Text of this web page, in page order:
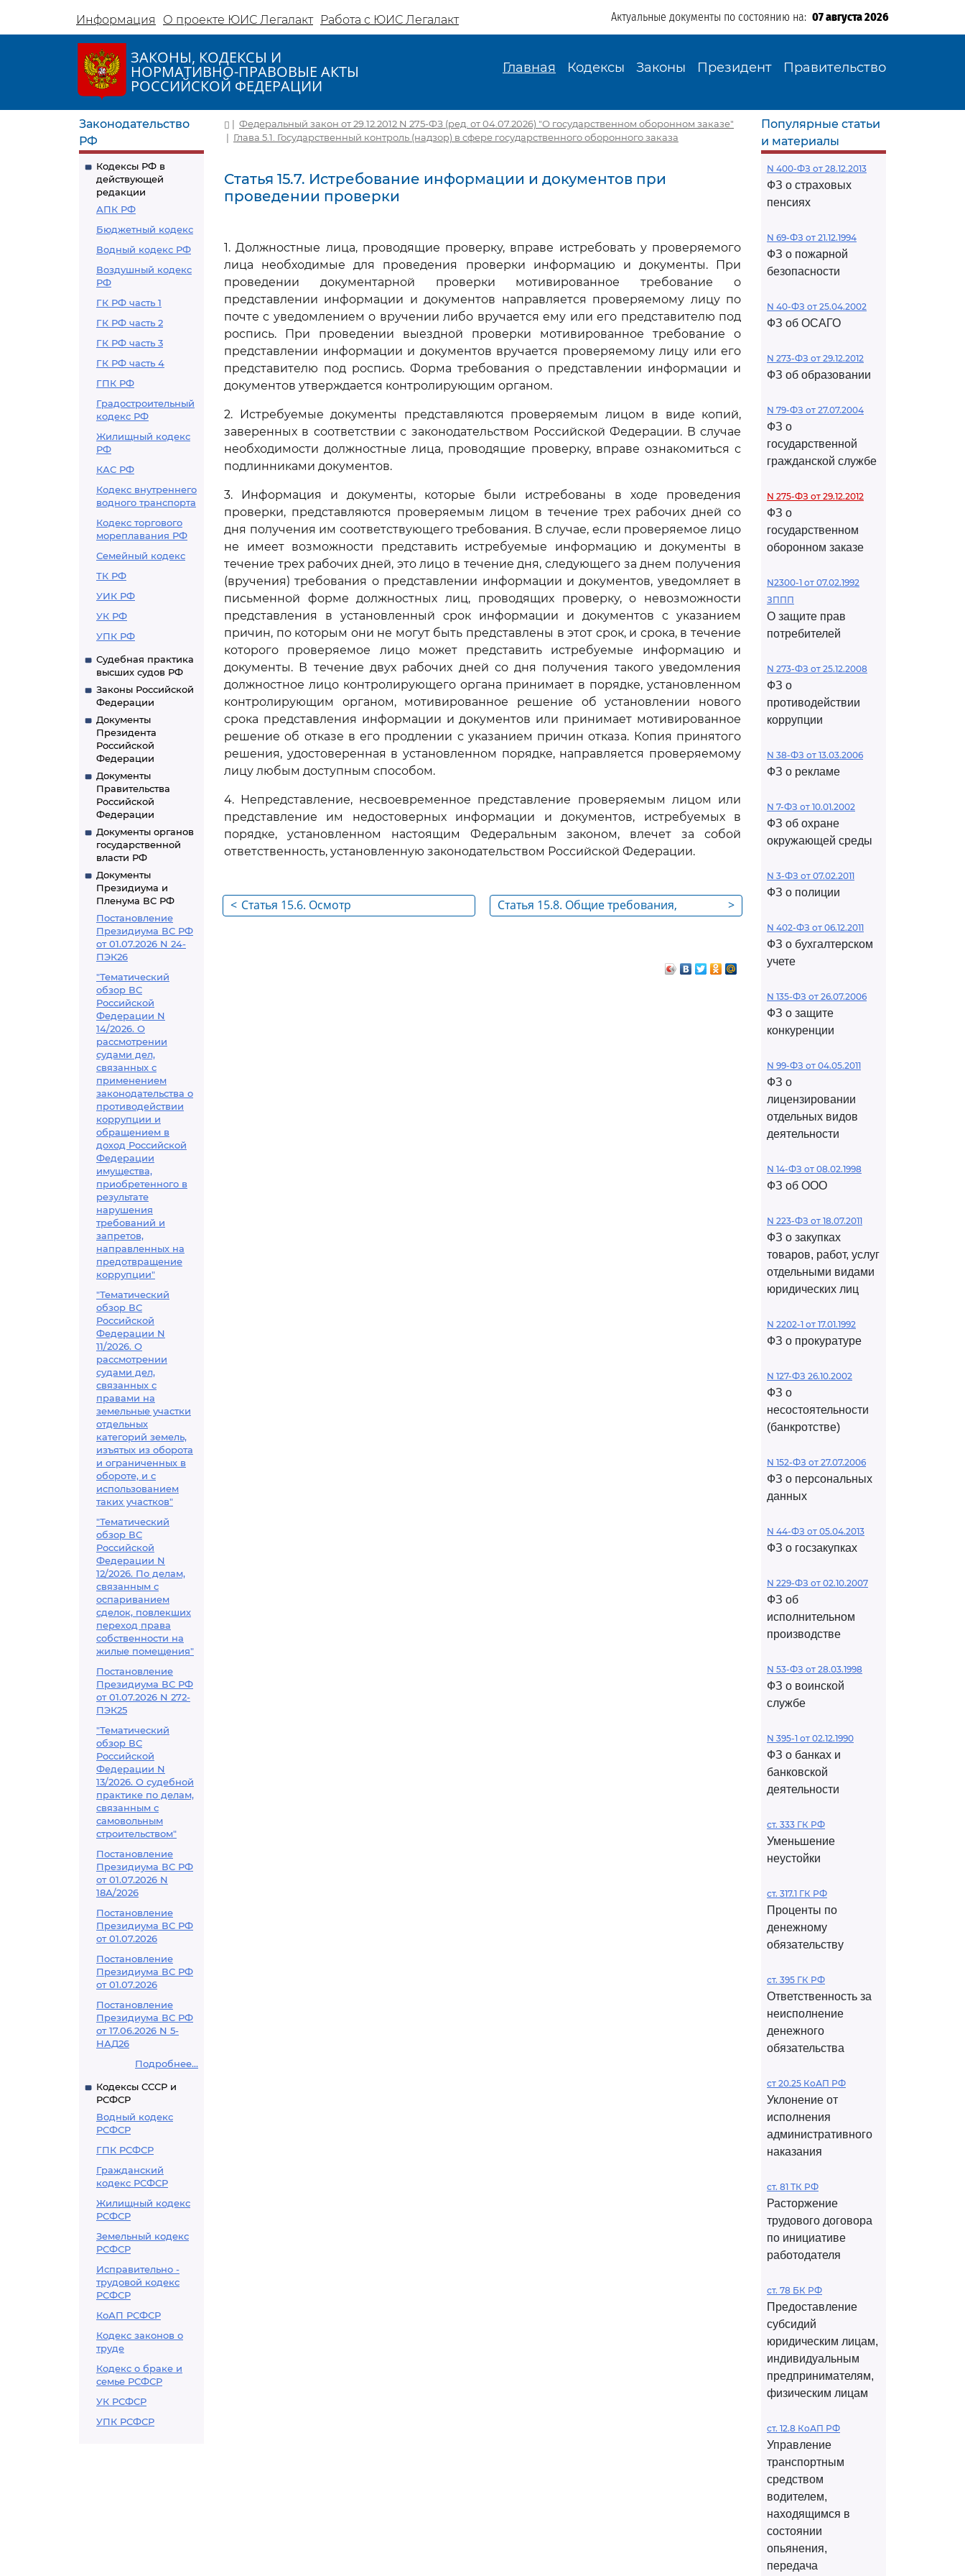
Информация О проекте ЮИС Легалакт Работа с ЮИС Легалакт Актуальные документы по состоянию на: 07 августа 2026
ЗАКОНЫ, КОДЕКСЫ И
НОРМАТИВНО-ПРАВОВЫЕ АКТЫ
РОССИЙСКОЙ ФЕДЕРАЦИИ
Главная Кодексы Законы Президент Правительство
Законодательство
РФ
Кодексы РФ в
действующей
редакции
АПК РФ
Бюджетный кодекс
Водный кодекс РФ
Воздушный кодекс
РФ
ГК РФ часть 1
ГК РФ часть 2
ГК РФ часть 3
ГК РФ часть 4
ГПК РФ
Градостроительный
кодекс РФ
Жилищный кодекс
РФ
КАС РФ
Кодекс внутреннего
водного транспорта
Кодекс торгового
мореплавания РФ
Семейный кодекс
ТК РФ
УИК РФ
УК РФ
УПК РФ
Судебная практика
высших судов РФ
Законы Российской
Федерации
Документы
Президента
Российской
Федерации
Документы
Правительства
Российской
Федерации
Документы органов
государственной
власти РФ
Документы
Президиума и
Пленума ВС РФ
Постановление
Президиума ВС РФ
от 01.07.2026 N 24-
ПЭК26
"Тематический
обзор ВС
Российской
Федерации N
14/2026. О
рассмотрении
судами дел,
связанных с
применением
законодательства о
противодействии
коррупции и
обращением в
доход Российской
Федерации
имущества,
приобретенного в
результате
нарушения
требований и
запретов,
направленных на
предотвращение
коррупции"
"Тематический
обзор ВС
Российской
Федерации N
11/2026. О
рассмотрении
судами дел,
связанных с
правами на
земельные участки
отдельных
категорий земель,
изъятых из оборота
и ограниченных в
обороте, и с
использованием
таких участков"
"Тематический
обзор ВС
Российской
Федерации N
12/2026. По делам,
связанным с
оспариванием
сделок, повлекших
переход права
собственности на
жилые помещения"
Постановление
Президиума ВС РФ
от 01.07.2026 N 272-
ПЭК25
"Тематический
обзор ВС
Российской
Федерации N
13/2026. О судебной
практике по делам,
связанным с
самовольным
строительством"
Постановление
Президиума ВС РФ
от 01.07.2026 N
18А/2026
Постановление
Президиума ВС РФ
от 01.07.2026
Постановление
Президиума ВС РФ
от 01.07.2026
Постановление
Президиума ВС РФ
от 17.06.2026 N 5-
НАД26
Подробнее...
Кодексы СССР и
РСФСР
Водный кодекс
РСФСР
ГПК РСФСР
Гражданский
кодекс РСФСР
Жилищный кодекс
РСФСР
Земельный кодекс
РСФСР
Исправительно -
трудовой кодекс
РСФСР
КоАП РСФСР
Кодекс законов о
труде
Кодекс о браке и
семье РСФСР
УК РСФСР
УПК РСФСР
| Федеральный закон от 29.12.2012 N 275-ФЗ (ред. от 04.07.2026) "О государственном оборонном заказе"
| Глава 5.1. Государственный контроль (надзор) в сфере государственного оборонного заказа
Статья 15.7. Истребование информации и документов при
проведении проверки
1. Должностные лица, проводящие проверку, вправе истребовать у проверяемого
лица необходимые для проведения проверки информацию и документы. При
проведении документарной проверки мотивированное требование о
представлении информации и документов направляется проверяемому лицу по
почте с уведомлением о вручении либо вручается ему или его представителю под
роспись. При проведении выездной проверки мотивированное требование о
представлении информации и документов вручается проверяемому лицу или его
представителю под роспись. Форма требования о представлении информации и
документов утверждается контролирующим органом.
2. Истребуемые документы представляются проверяемым лицом в виде копий,
заверенных в соответствии с законодательством Российской Федерации. В случае
необходимости должностные лица, проводящие проверку, вправе ознакомиться с
подлинниками документов.
3. Информация и документы, которые были истребованы в ходе проведения
проверки, представляются проверяемым лицом в течение трех рабочих дней со
дня получения им соответствующего требования. В случае, если проверяемое лицо
не имеет возможности представить истребуемые информацию и документы в
течение трех рабочих дней, это лицо в течение дня, следующего за днем получения
(вручения) требования о представлении информации и документов, уведомляет в
письменной форме должностных лиц, проводящих проверку, о невозможности
представления в установленный срок информации и документов с указанием
причин, по которым они не могут быть представлены в этот срок, и срока, в течение
которого проверяемое лицо может представить истребуемые информацию и
документы. В течение двух рабочих дней со дня получения такого уведомления
должностное лицо контролирующего органа принимает в порядке, установленном
контролирующим органом, мотивированное решение об установлении нового
срока представления информации и документов или принимает мотивированное
решение об отказе в его продлении с указанием причин отказа. Копия принятого
решения, удостоверенная в установленном порядке, направляется проверяемому
лицу любым доступным способом.
4. Непредставление, несвоевременное представление проверяемым лицом или
представление им недостоверных информации и документов, истребуемых в
порядке, установленном настоящим Федеральным законом, влечет за собой
ответственность, установленную законодательством Российской Федерации.
< Статья 15.6. Осмотр >
Статья 15.8. Общие требования,
государственного контроля (надзора) в
Популярные статьи
и материалы
N 400-ФЗ от 28.12.2013
ФЗ о страховых
пенсиях
N 69-ФЗ от 21.12.1994
ФЗ о пожарной
безопасности
N 40-ФЗ от 25.04.2002
ФЗ об ОСАГО
N 273-ФЗ от 29.12.2012
ФЗ об образовании
N 79-ФЗ от 27.07.2004
ФЗ о
государственной
гражданской службе
N 275-ФЗ от 29.12.2012
ФЗ о
государственном
оборонном заказе
N2300-1 от 07.02.1992
ЗППП
О защите прав
потребителей
N 273-ФЗ от 25.12.2008
ФЗ о
противодействии
коррупции
N 38-ФЗ от 13.03.2006
ФЗ о рекламе
N 7-ФЗ от 10.01.2002
ФЗ об охране
окружающей среды
N 3-ФЗ от 07.02.2011
ФЗ о полиции
N 402-ФЗ от 06.12.2011
ФЗ о бухгалтерском
учете
N 135-ФЗ от 26.07.2006
ФЗ о защите
конкуренции
N 99-ФЗ от 04.05.2011
ФЗ о
лицензировании
отдельных видов
деятельности
N 14-ФЗ от 08.02.1998
ФЗ об ООО
N 223-ФЗ от 18.07.2011
ФЗ о закупках
товаров, работ, услуг
отдельными видами
юридических лиц
N 2202-1 от 17.01.1992
ФЗ о прокуратуре
N 127-ФЗ 26.10.2002
ФЗ о
несостоятельности
(банкротстве)
N 152-ФЗ от 27.07.2006
ФЗ о персональных
данных
N 44-ФЗ от 05.04.2013
ФЗ о госзакупках
N 229-ФЗ от 02.10.2007
ФЗ об
исполнительном
производстве
N 53-ФЗ от 28.03.1998
ФЗ о воинской
службе
N 395-1 от 02.12.1990
ФЗ о банках и
банковской
деятельности
ст. 333 ГК РФ
Уменьшение
неустойки
ст. 317.1 ГК РФ
Проценты по
денежному
обязательству
ст. 395 ГК РФ
Ответственность за
неисполнение
денежного
обязательства
ст 20.25 КоАП РФ
Уклонение от
исполнения
административного
наказания
ст. 81 ТК РФ
Расторжение
трудового договора
по инициативе
работодателя
ст. 78 БК РФ
Предоставление
субсидий
юридическим лицам,
индивидуальным
предпринимателям,
физическим лицам
ст. 12.8 КоАП РФ
Управление
транспортным
средством
водителем,
находящимся в
состоянии
опьянения,
передача